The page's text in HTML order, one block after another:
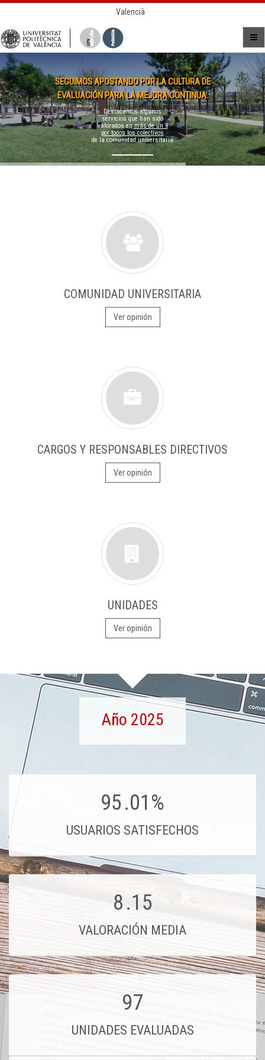
Valencià
SEGUIMOS APOSTANDO POR LA CULTURA DE
EVALUACIÓN PARA LA MEJORA CONTINUA.
Destacamos algunos
servicios que han sido
valorados enmás de un 8
por todos los colectivos
de la comunidad universitaria
COMUNIDAD UNIVERSITARIA
Ver opinión
CARGOS Y RESPONSABLES DIRECTIVOS
Ver opinión
UNIDADES
Ver opinión
Año 2025
95.01%
USUARIOS SATISFECHOS
8.15
VALORACIÓN MEDIA
97
UNIDADES EVALUADAS